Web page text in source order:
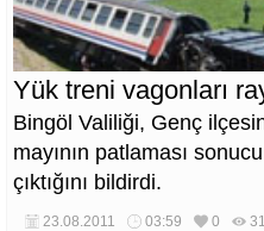
Yük treni vagonları
Bingöl Valiliği, Genç
mayının patlaması
çıktığını bildirdi.
23.08.2011 03:59 0